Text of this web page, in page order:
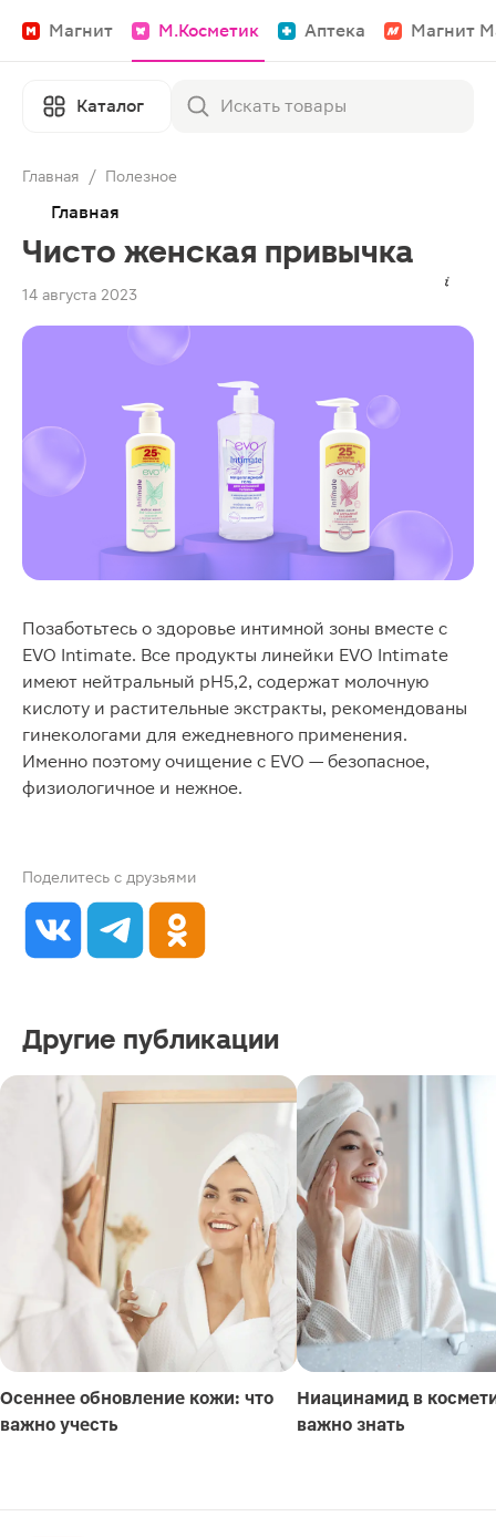
Магнит М.Косметик Аптека Магнит
Каталог
Главная / Полезное
Главная
Чисто женская привычка
14 августа 2023
Позаботьтесь о здоровье интимной зоны вместе с
EVO Intimate. Все продукты линейки EVO Intimate
имеют нейтральный рН5,2, содержат молочную
кислоту и растительные экстракты, рекомендованы
гинекологами для ежедневного применения.
Именно поэтому очищение с EVO — безопасное,
физиологичное и нежное.
Поделитесь с друзьями
Другие публикации
Осеннее обновление кожи: что
важно учесть
Ниацинамид в
важно знать